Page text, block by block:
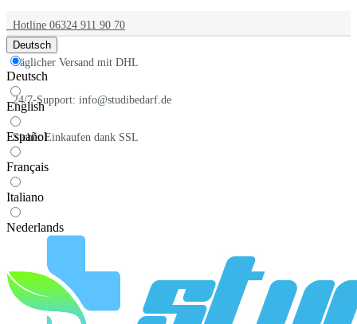
Hotline 06324 911 90 70
Täglicher Versand mit DHL
24/7-Support: info@studibedarf.de
Sicher Einkaufen dank SSL
Deutsch
Deutsch
English
Español
Français
Italiano
Nederlands